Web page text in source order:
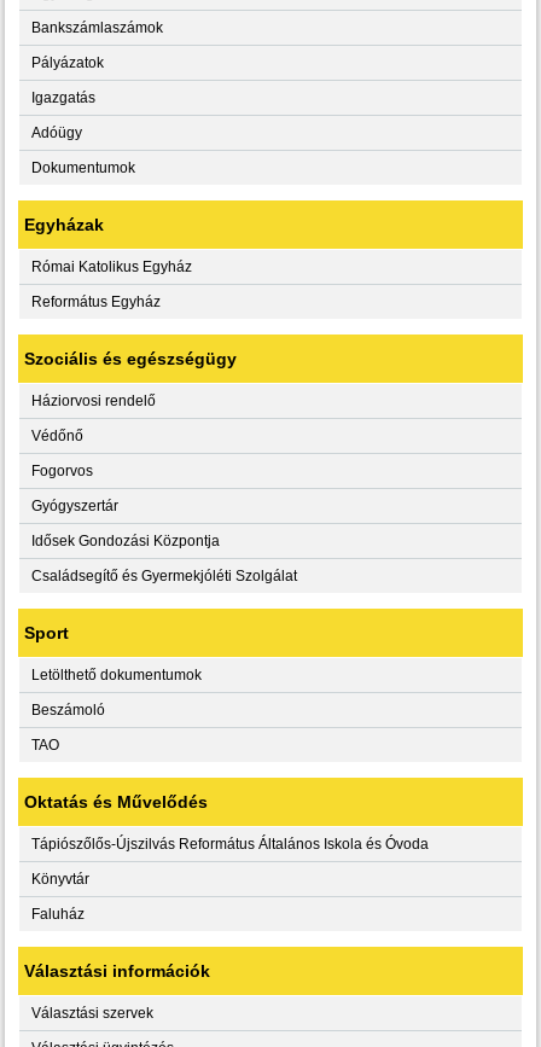
Bankszámlaszámok
Pályázatok
Igazgatás
Adóügy
Dokumentumok
Egyházak
Római Katolikus Egyház
Református Egyház
Szociális és egészségügy
Háziorvosi rendelő
Védőnő
Fogorvos
Gyógyszertár
Idősek Gondozási Központja
Családsegítő és Gyermekjóléti Szolgálat
Sport
Letölthető dokumentumok
Beszámoló
TAO
Oktatás és Művelődés
Tápiószőlős-Újszilvás Református Általános Iskola és Óvoda
Könyvtár
Faluház
Választási információk
Választási szervek